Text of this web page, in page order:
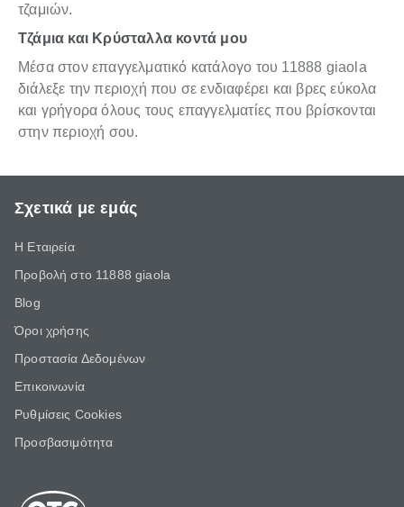
τζαμιών.
Τζάμια και Κρύσταλλα κοντά μου
Μέσα στον επαγγελματικό κατάλογο του 11888 giaola
διάλεξε την περιοχή που σε ενδιαφέρει και βρες εύκολα
και γρήγορα όλους τους επαγγελματίες που βρίσκονται
στην περιοχή σου.
Σχετικά με εμάς
Η Εταιρεία
Προβολή στο 11888 giaola
Blog
Όροι χρήσης
Προστασία Δεδομένων
Επικοινωνία
Ρυθμίσεις Cookies
Προσβασιμότητα